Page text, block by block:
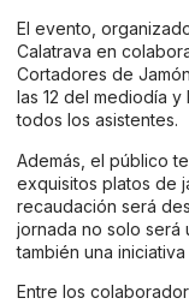
El evento,
Calatrava en
Cortadores de
las 12 del mediodía
todos los asistentes.
Además, el público
exquisitos platos de
recaudación será
jornada no solo será
también una
Entre los